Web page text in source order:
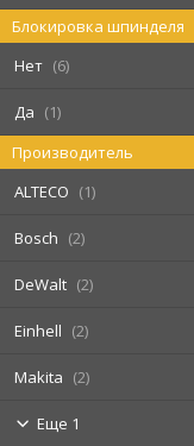
Блокировка шпинделя
Нет
6
Да
1
Производитель
ALTECO
1
Bosch 2
DeWalt 2
Einhell 2
Makita 2
Еще 1